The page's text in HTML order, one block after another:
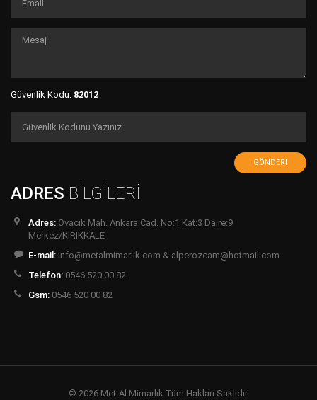
Güvenlik Kodu: 82012
GÖNDER!
ADRES BİLGİLERİ
Adres: Ovacık Mah. Ankara Cad. No:1 Kat:3 Daire:9
Merkez/KIRIKKALE
E-mail: info@metalmimarlik.com & alperozcam@hotmail.com
Telefon: 0546 520 00 82
Gsm: 0546 520 00 82
© 2026 Met-Al Mimarlık Tüm Hakları Saklıdır.